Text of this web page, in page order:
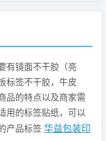
有镜面不干胶（亮
标签不干胶，牛皮
品的特点以及商家需
用的标签贴纸，可以
产品标签华益包装印